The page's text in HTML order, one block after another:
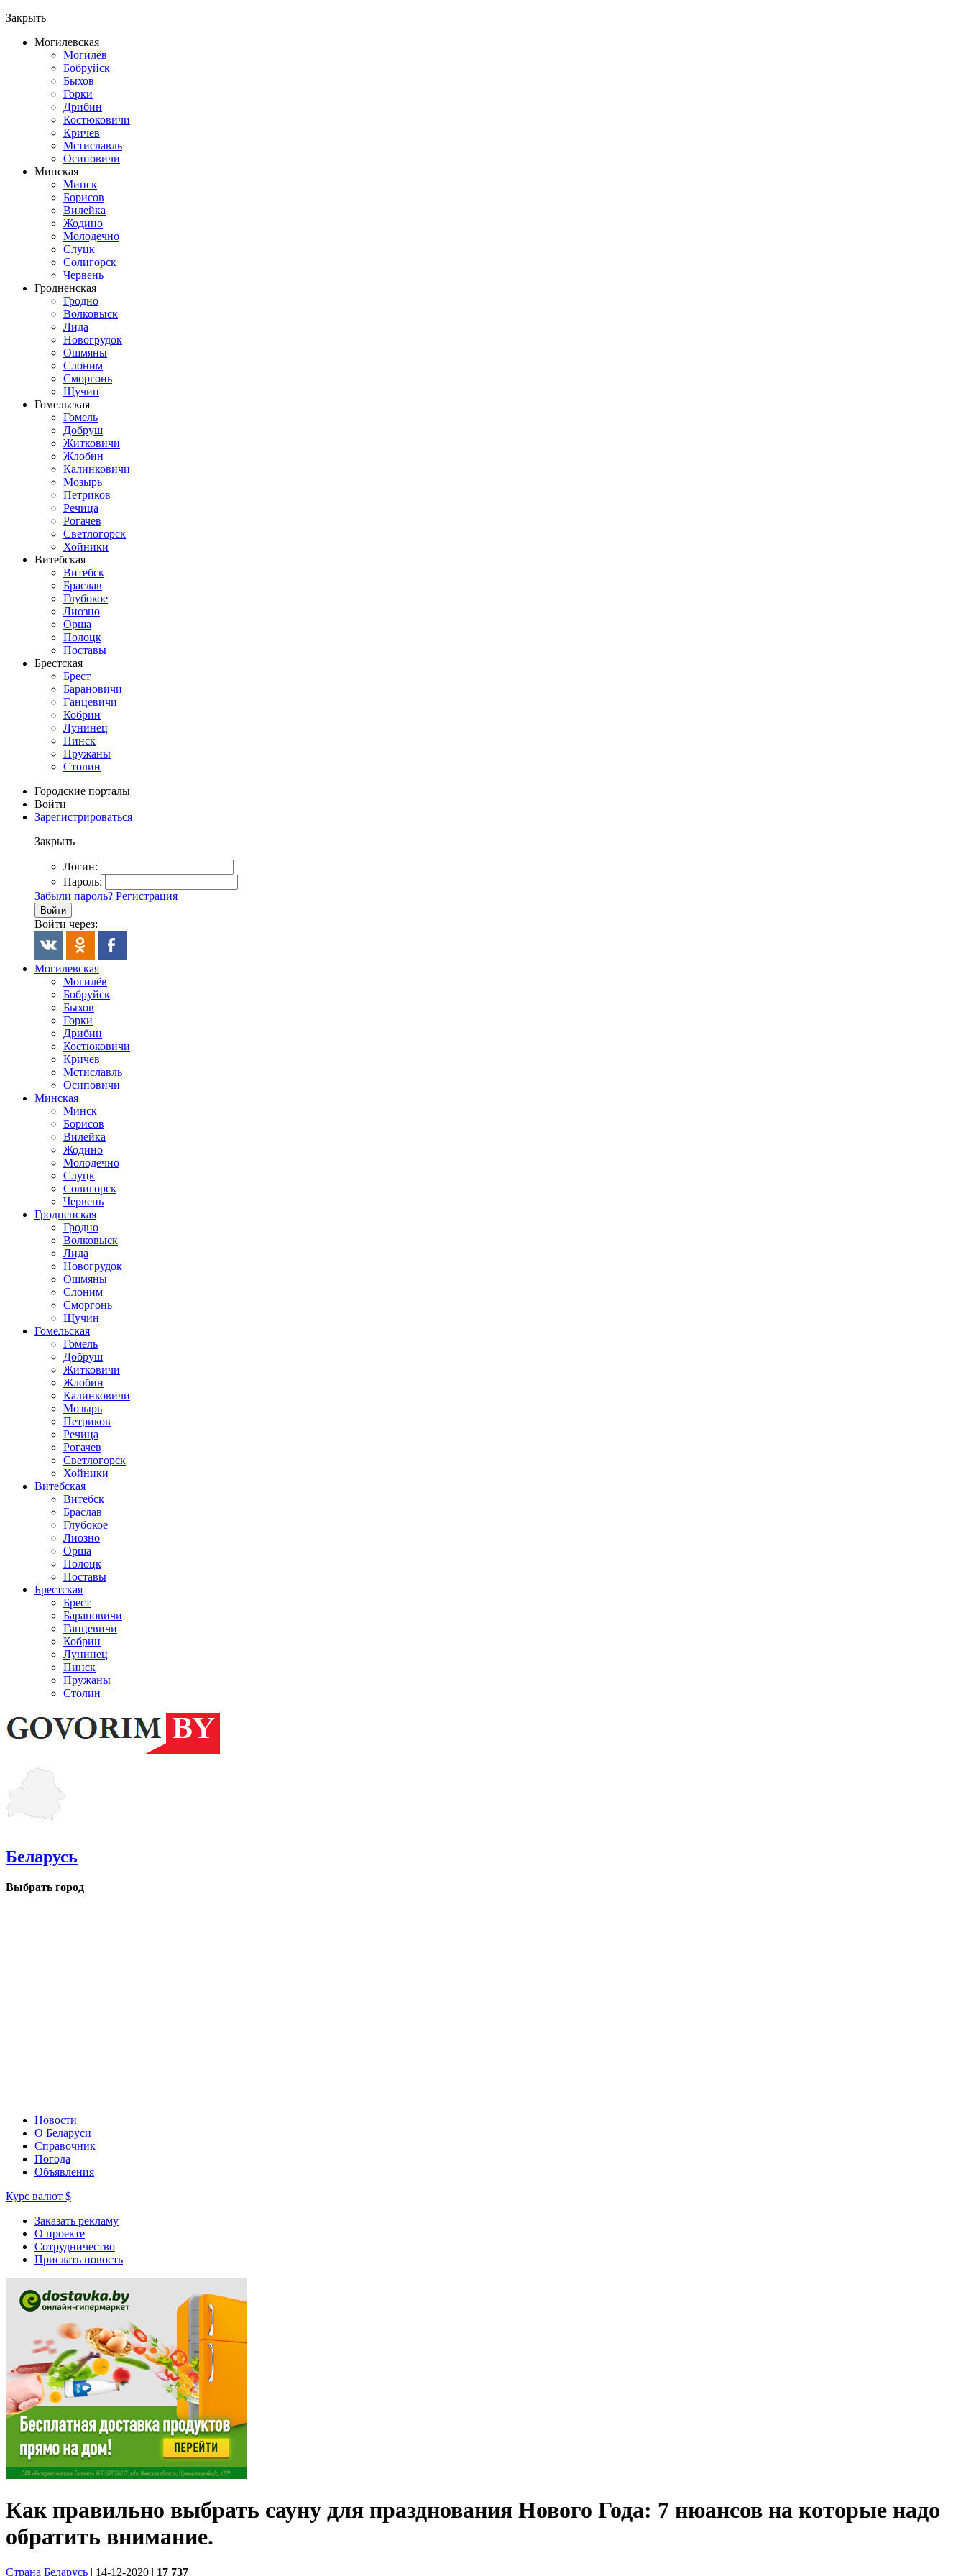
Закрыть
Могилевская
Могилёв
Бобруйск
Быхов
Горки
Дрибин
Костюковичи
Кричев
Мстиславль
Осиповичи
Минская
Минск
Борисов
Вилейка
Жодино
Молодечно
Слуцк
Солигорск
Червень
Гродненская
Гродно
Волковыск
Лида
Новогрудок
Ошмяны
Слоним
Сморгонь
Щучин
Гомельская
Гомель
Добруш
Житковичи
Жлобин
Калинковичи
Мозырь
Петриков
Речица
Рогачев
Светлогорск
Хойники
Витебская
Витебск
Браслав
Глубокое
Лиозно
Орша
Полоцк
Поставы
Брестская
Брест
Барановичи
Ганцевичи
Кобрин
Лунинец
Пинск
Пружаны
Столин
Городские порталы
Войти
Зарегистрироваться
Закрыть
Логин:
Пароль:
Забыли пароль? Регистрация
Войти
Войти через:
Могилевская
Могилёв
Бобруйск
Быхов
Горки
Дрибин
Костюковичи
Кричев
Мстиславль
Осиповичи
Минская
Минск
Борисов
Вилейка
Жодино
Молодечно
Слуцк
Солигорск
Червень
Гродненская
Гродно
Волковыск
Лида
Новогрудок
Ошмяны
Слоним
Сморгонь
Щучин
Гомельская
Гомель
Добруш
Житковичи
Жлобин
Калинковичи
Мозырь
Петриков
Речица
Рогачев
Светлогорск
Хойники
Витебская
Витебск
Браслав
Глубокое
Лиозно
Орша
Полоцк
Поставы
Брестская
Брест
Барановичи
Ганцевичи
Кобрин
Лунинец
Пинск
Пружаны
Столин
Беларусь
Выбрать город
Новости
О Беларуси
Справочник
Погода
Объявления
Курс валют $
Заказать рекламу
О проекте
Сотрудничество
Прислать новость
Как правильно выбрать сауну для празднования Нового Года: 7 нюансов на которые надо
обратить внимание.
Страна Беларусь | 14-12-2020 | 17 737